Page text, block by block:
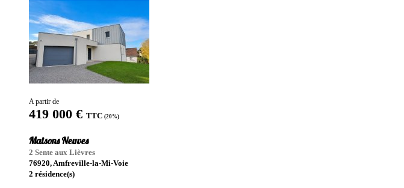
A partir de
419 000 € TTC (20%)
Maisons Neuves
2 Sente aux Lièvres
76920, Amfreville-la-Mi-Voie
2 résidence(s)